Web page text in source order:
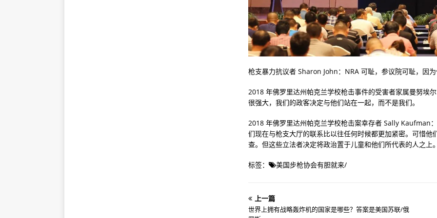
枪支暴力抗议者 Sharon John：NRA 可耻，参议院可耻，因
2018 年佛罗里达州帕克兰学校枪击事件的受害者家属曼努埃
很强大，我们的政客决定与他们站在一起，而不是我们。
2018 年佛罗里达州帕克兰学校枪击案幸存者 Sally Kaufman
们现在与枪支大厅的联系比以往任何时候都更加紧密。可惜
查。但这些立法者决定将政治置于儿童和他们所代表的人之上
标签： 美国步枪协会有胆就来/
上一篇
世界上拥有战略轰炸机的国家是哪些？答案是美国苏联/俄